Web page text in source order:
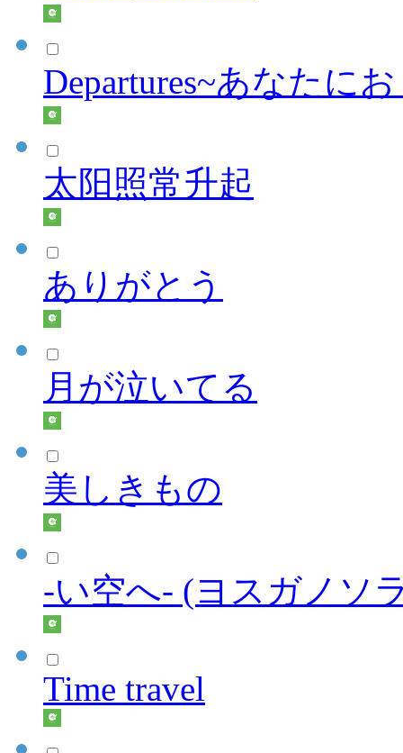
Departures~あなたに
太阳照常升起
ありがとう
月が泣いてる
美しきもの
-い空へ- (ヨスガノソ
Time travel